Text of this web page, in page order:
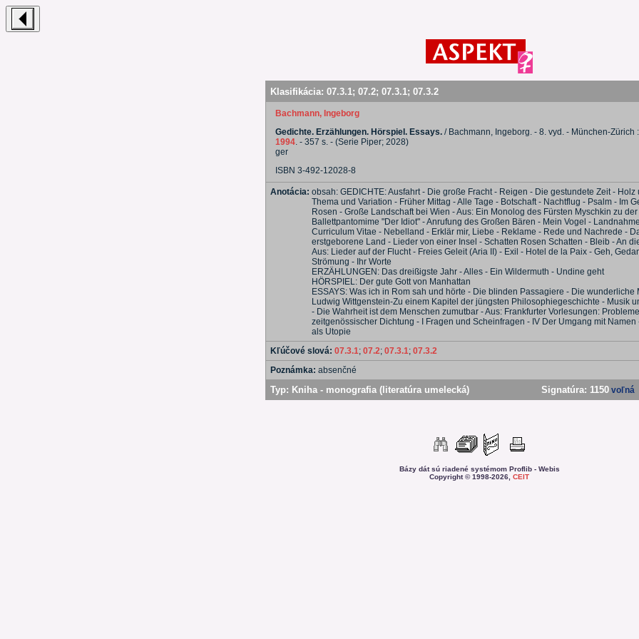
Klasifikácia: 07.3.1; 07.2; 07.3.1; 07.3.2
Bachmann, Ingeborg
Gedichte. Erzählungen. Hörspiel. Essays. / Bachmann, Ingeborg. - 8. vyd. - München-Zürich :
1994. - 357 s. - (Serie Piper; 2028)
ger
ISBN 3-492-12028-8
Anotácia: obsah: GEDICHTE: Ausfahrt - Die große Fracht - Reigen - Die gestundete Zeit - Holz
Thema und Variation - Früher Mittag - Alle Tage - Botschaft - Nachtflug - Psalm - Im
Rosen - Große Landschaft bei Wien - Aus: Ein Monolog des Fürsten Myschkin zu der
Ballettpantomime "Der Idiot" - Anrufung des Großen Bären - Mein Vogel -
Curriculum Vitae - Nebelland - Erklär mir, Liebe - Reklame - Rede und Nachrede -
erstgeborene Land - Lieder von einer Insel - Schatten Rosen Schatten - Bleib - An
Aus: Lieder auf der Flucht - Freies Geleit (Aria II) - Exil - Hotel de la Paix - Geh,
Strömung - Ihr Worte
ERZÄHLUNGEN: Das dreißigste Jahr - Alles - Ein Wildermuth - Undine geht
HÖRSPIEL: Der gute Gott von Manhattan
ESSAYS: Was ich in Rom sah und hörte - Die blinden Passagiere - Die wunderliche
Ludwig Wittgenstein-Zu einem Kapitel der jüngsten Philosophiegeschichte - Musik
- Die Wahrheit ist dem Menschen zumutbar - Aus: Frankfurter Vorlesungen: Probleme
zeitgenössischer Dichtung - I Fragen und Scheinfragen - IV Der Umgang mit Namen
als Utopie
Kľúčové slová: 07.3.1; 07.2; 07.3.1; 07.3.2
Poznámka: absenčné
Typ: Kniha - monografia (literatúra umelecká) Signatúra: 1150 voľná
Bázy dát sú riadené systémom Proflib - Webis
Copyright © 1998-2026, CEIT